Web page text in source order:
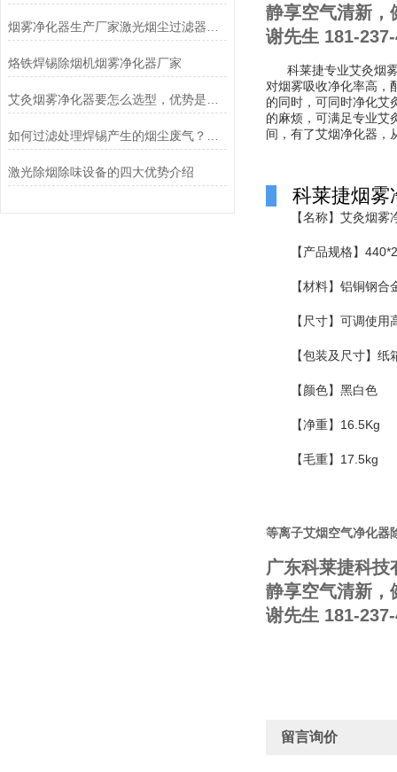
烙铁焊锡除烟机烟雾净化器厂家
激光除烟除味设备的四大优势介绍
静享空气清新，
谢先生 181-
科莱捷专业艾灸烟雾
对烟雾吸收净化率高，
的同时，可同时净化艾
的麻烦，可满足专业艾
间，有了艾烟净化器，
科莱捷烟雾
【名称】艾灸烟雾
【产品规格】
【材料】铝铜钢
【尺寸】可调使
【包装及尺寸】纸
【颜色】黑白色
【净重】16.5Kg
【毛重】17.5kg
等离子艾烟空气净化器
广东科莱捷科技
静享空气清新，
谢先生 181-
留言询价